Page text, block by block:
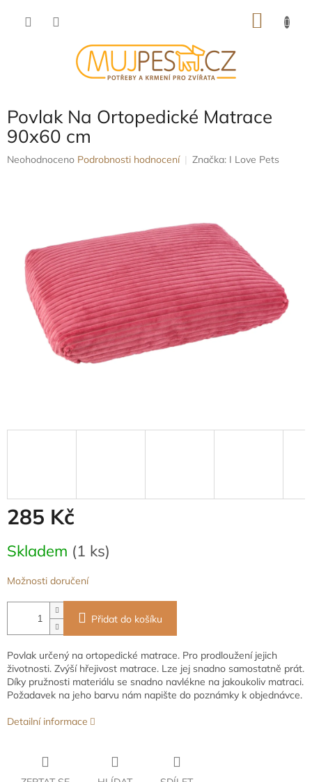
Povlak Na Ortopedické Matrace
90x60 cm
Průměrné
hvězdiček.
Neohodnoceno Podrobnosti hodnocení Značka: I Love Pets
285 Kč
cena:
Skladem (1 ks)
Možnosti doručení
Přidat do košíku
Povlak určený na ortopedické matrace. Pro prodloužení jejich
životnosti. Zvýší hřejivost matrace. Lze jej snadno samostatně prát.
Díky pružnosti materiálu se snadno navlékne na jakoukoliv matraci.
Požadavek na jeho barvu nám napište do poznámky k objednávce.
Detailní informace